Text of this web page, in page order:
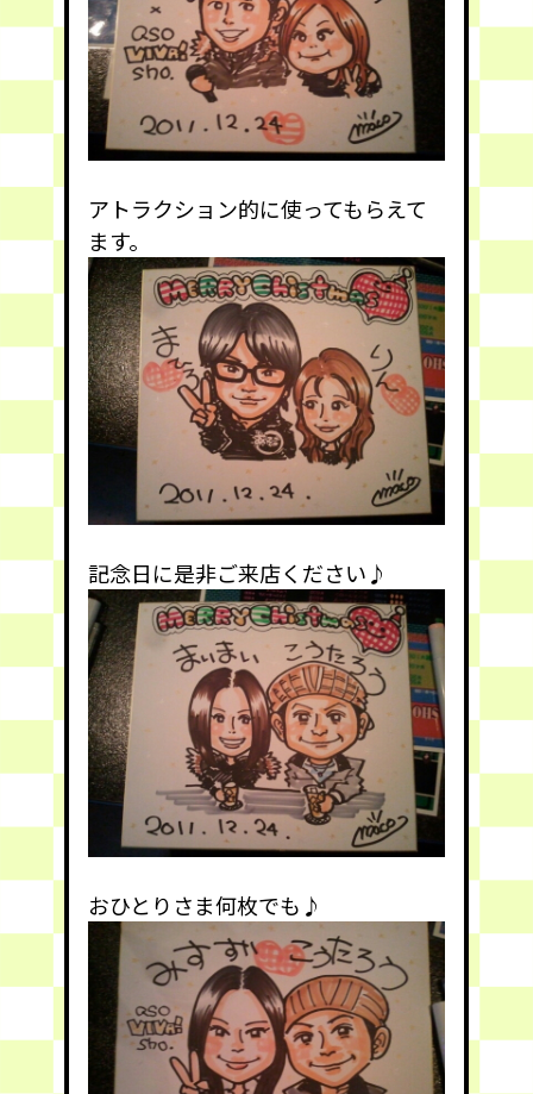
アトラクション的に使ってもらえて
ます。
記念日に是非ご来店ください♪
おひとりさま何枚でも♪